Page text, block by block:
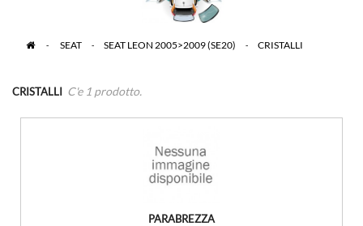
> SEAT > SEAT LEON 2005>2009 (SE20) > CRISTALLI
CRISTALLI C'e 1 prodotto.
PARABREZZA